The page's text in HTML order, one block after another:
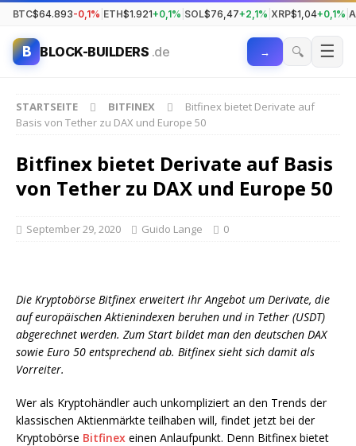
BTC$64.893-0,1% ETH$1.921+0,1% SOL$76,47+2,1% XRP$1,04+0,1%
B BLOCK-BUILDERS .de → 🔍 ☰
STARTSEITE BITFINEX
Bitfinex bietet Derivate auf
Basis von Tether zu DAX und Europe 50
Bitfinex bietet Derivate auf Basis
von Tether zu DAX und Europe 50
September 29, 2020 Guido Lange 0
Die Kryptobörse Bitfinex erweitert ihr Angebot um Derivate, die
auf europäischen Aktienindexen beruhen und in Tether (USDT)
abgerechnet werden. Zum Start bildet man den deutschen DAX
sowie Euro 50 entsprechend ab. Bitfinex sieht sich damit als
Vorreiter.
Wer als Kryptohändler auch unkompliziert an den Trends der
klassischen Aktienmärkte teilhaben will, findet jetzt bei der
Kryptobörse Bitfinex einen Anlaufpunkt. Denn Bitfinex bietet